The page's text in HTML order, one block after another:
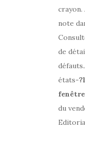
crayon.
note
de
états-
du